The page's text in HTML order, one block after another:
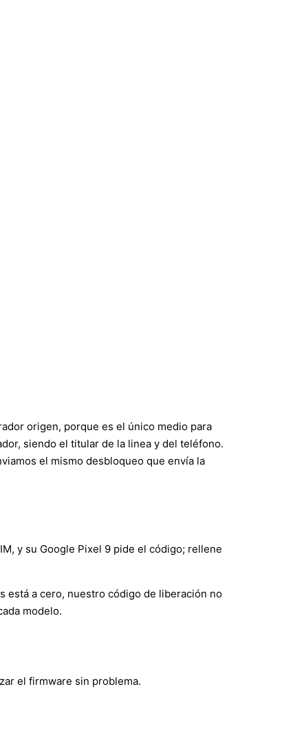
origen, porque es el único medio para
siendo el titular de la linea y del teléfono.
el mismo desbloqueo que envía la
y su Google Pixel 9 pide el código; rellene
está a cero, nuestro código de liberación no
modelo.
el firmware sin problema.